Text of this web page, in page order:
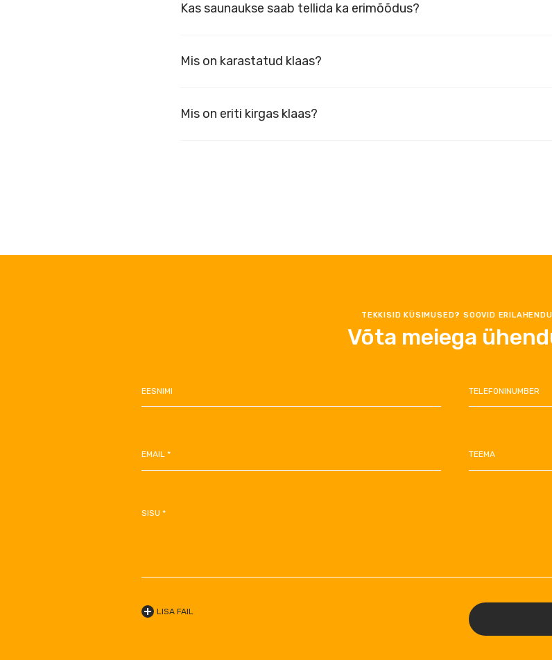
Kas saunaukse saab tellida ka erimõõdus?
Mis on karastatud klaas?
Mis on eriti kirgas klaas?
TEKKISID KÜSIMUSED? SOOVID
Võta meiega
EESNIMI TELEFONINUMBER
EMAIL * TEEMA
SISU *
LISA FAIL